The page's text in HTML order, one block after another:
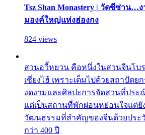
Tsz Shan Monastery | วัดซีซ่าน…
มองค์ใหญ่แห่งฮ่องกง
824 views
สวนอวี้หยวน คือหนึ่งในสวนจีนโบ
เซี่ยงไฮ้ เพราะเต็มไปด้วยสถาปัต
งดงามและศิลปะการจัดสวนที่ประ
แต่เป็นสถานที่พักผ่อนหย่อนใจแต่ยั
วัฒนธรรมที่สำคัญของจีนด้วยประ
กว่า 400 ปี